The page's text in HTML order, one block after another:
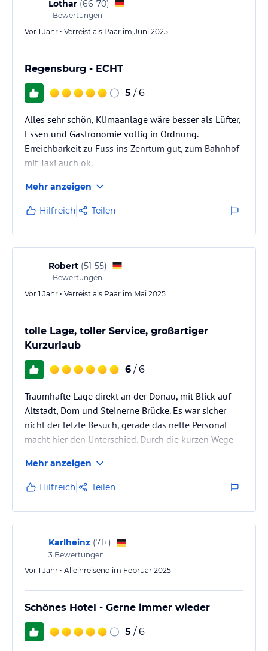
Lothar (66-70)
1 Bewertungen
Vor 1 Jahr • Verreist als Paar im Juni 2025
Regensburg - ECHT
5 / 6
Alles sehr schön, Klimaanlage wäre besser als Lüfter,
Essen und Gastronomie völlig in Ordnung.
Erreichbarkeit zu Fuss ins Zenrtum gut, zum Bahnhof
mit Taxi auch ok.
Mehr anzeigen
Hilfreich Teilen
Robert (51-55)
1 Bewertungen
Vor 1 Jahr • Verreist als Paar im Mai 2025
tolle Lage, toller Service, großartiger
Kurzurlaub
6 / 6
Traumhafte Lage direkt an der Donau, mit Blick auf
Altstadt, Dom und Steinerne Brücke. Es war sicher
nicht der letzte Besuch, gerade das nette Personal
macht hier den Unterschied. Durch die kurzen Wege
Highlight.
Mehr anzeigen
Hilfreich Teilen
Karlheinz (71+)
3 Bewertungen
Vor 1 Jahr • Alleinreisend im Februar 2025
Schönes Hotel - Gerne immer wieder
5 / 6